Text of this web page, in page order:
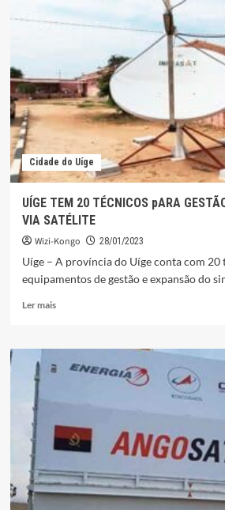
NOVO
OS
IDOSOS
Cidade do Uíge
UÍGE TEM 20 TÉCNICOS pARA
VIA SATÉLITE
Wizi-Kongo 28/01/2023
Uíge – A província do Uíge conta com 20
equipamentos de gestão e expansão do
Ler maisLeia
UÍGE
TEM
GESTÃO
E
COMUNICAçÃO
VIA
SATÉLITE